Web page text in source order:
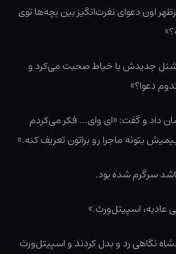
اون دعوای نفرت‌انگیز بین بچه‌ها توی
شنل جدیدش با خیاط صحبت می‌کرد و
دعوا؟»
داد و گفت: «ای وای… فکر می‌کردم
بتونه ماجرا رو براتون تعریف کنه.»
سرگرم شده بود.
عادیه، اسپیتل‌ورث.»
نگاهی رد و بدل کردند و اسپیتل‌ورث